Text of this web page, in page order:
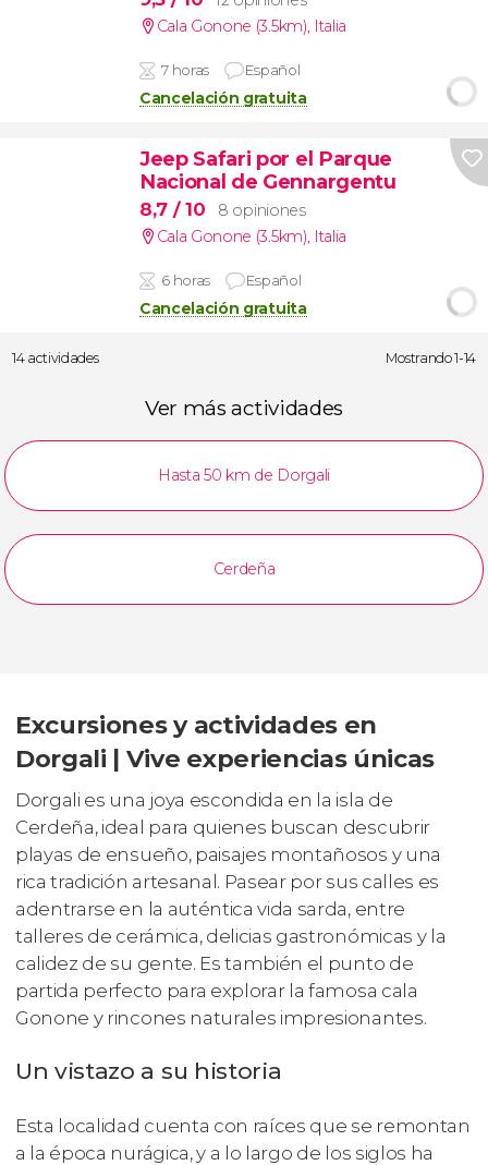
Cala Gonone (3.5km), Italia
7 horas Español
Cancelación gratuita
Jeep Safari por el Parque
Nacional de Gennargentu
8,7 / 10
8 opiniones
Cala Gonone (3.5km), Italia
6 horas Español
Cancelación gratuita
14 actividades Mostrando 1-14
Ver más actividades
Hasta 50 km de Dorgali
Cerdeña
Excursiones y actividades en
Dorgali | Vive experiencias únicas
Dorgali es una joya escondida en la isla de
Cerdeña, ideal para quienes buscan descubrir
playas de ensueño, paisajes montañosos y una
rica tradición artesanal. Pasear por sus calles es
adentrarse en la auténtica vida sarda, entre
talleres de cerámica, delicias gastronómicas y la
calidez de su gente. Es también el punto de
partida perfecto para explorar la famosa cala
Gonone y rincones naturales impresionantes.
Un vistazo a su historia
Esta localidad cuenta con raíces que se remontan
a la época nurágica, y a lo largo de los siglos ha